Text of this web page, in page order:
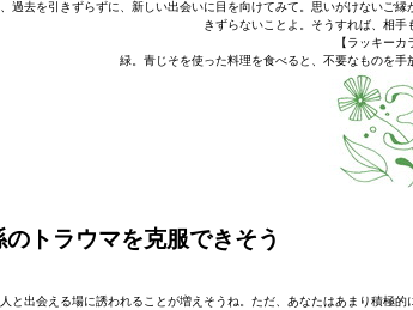
過去を引きずらずに、新しい出会いに目を向けてみて。思いがけないご
きずらないことよ。そうすれば、相手
【ラッキーカ
緑。青じそを使った料理を食べると、不要なものを手
のトラウマを克服できそう
と出会える場に誘われることが増えそうね。ただ、あなたはあまり積極